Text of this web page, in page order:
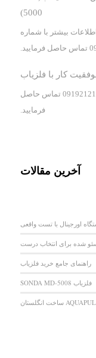
5000)
برای اطلاعات بیشتر با شماره
کار با فلزیاب
سلام بله برای مشاوره با شماره 09192121179 تماس حاصل
فرمایید.
آخرین مقالات
اورجینال با تست واقعی
سئو شده برای انتخاب درست
راهنمای جامع خرید فلزیاب
فلزیاب SONDA MD-5008